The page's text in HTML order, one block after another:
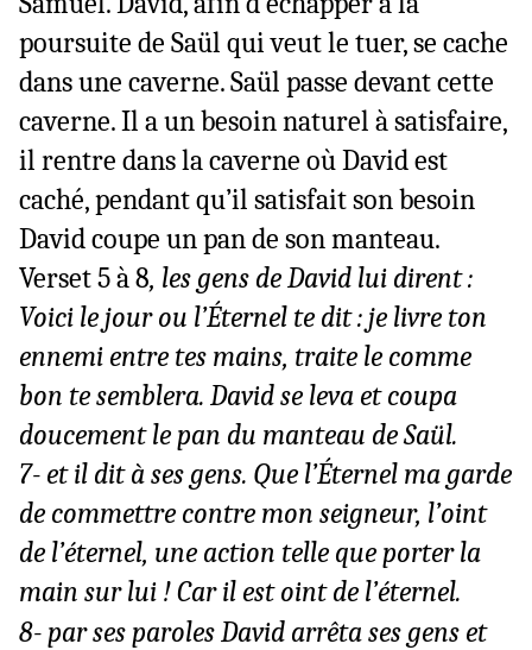
poursuite de Saül qui veut le tuer, se cache
dans une caverne. Saül passe devant cette
caverne. Il a un besoin naturel à satisfaire,
il rentre dans la caverne où David est
caché, pendant qu’il satisfait son besoin
David coupe un pan de son manteau.
Verset5 à 8, les gens de David lui dirent :
Voici le jour ou l’Éternel te dit : je livre ton
ennemi entre tes mains, traite le comme
bon te semblera. David se leva et coupa
doucement le pan du manteau de Saül.
7- et il dit à ses gens. Que l’Éternel ma garde
de commettre contre mon seigneur, l’oint
de l’éternel, une action telle que porter la
main sur lui ! Car il est oint de l’éternel.
8- par ses paroles David arrêta ses gens et